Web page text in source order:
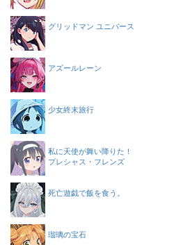
グリッドマン ユニバース
アズールレーン
少女終末旅行
私に天使が舞い降りた！
プレシャス・フレンズ
死亡遊戯で飯を食う。
瑠璃の宝石